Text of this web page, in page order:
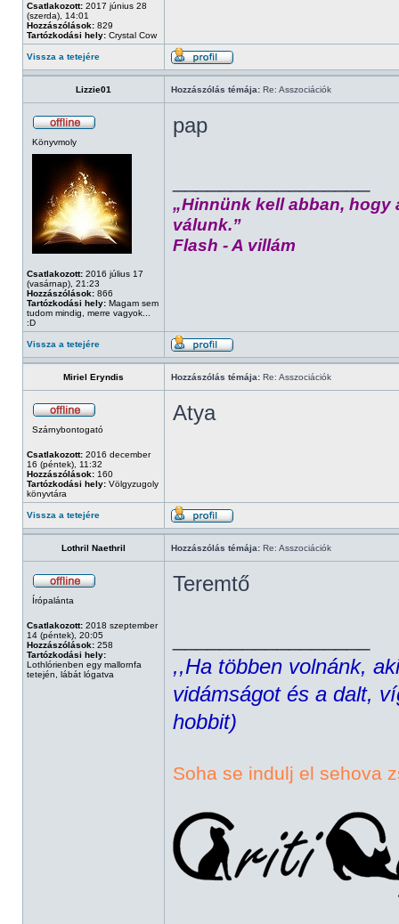
Csatlakozott: 2017 június 28
(szerda), 14:01
Hozzászólások: 829
Tartózkodási hely: Crystal Cow
Vissza a tetejére
Lizzie01 Hozzászólás témája: Re: Asszociációk
Könyvmoly
Csatlakozott: 2016 július 17
(vasárnap), 21:23
Hozzászólások: 866
Tartózkodási hely: Magam sem
tudom mindig, merre vagyok...
:D
pap
„Hinnünk kell abban, hogy
válunk.”
Flash - A villám
Vissza a tetejére
Miriel Eryndis Hozzászólás témája: Re: Asszociációk
Szárnybontogató
Csatlakozott: 2016 december
16 (péntek), 11:32
Hozzászólások: 160
Tartózkodási hely: Völgyzugoly
könyvtára
Atya
Vissza a tetejére
Lothril Naethril Hozzászólás témája: Re: Asszociációk
Írópalánta
Csatlakozott: 2018 szeptember
14 (péntek), 20:05
Hozzászólások: 258
Tartózkodási hely:
Lothlórienben egy mallornfa
tetején, lábát lógatva
Teremtő
,,Ha többen volnánk,
vidámságot és a dalt,
hobbit)
Soha se indulj el sehova